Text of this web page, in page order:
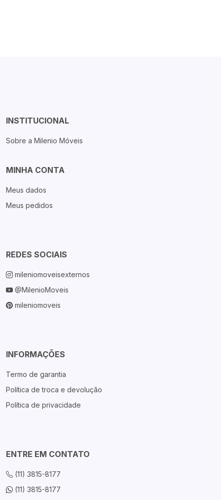
INSTITUCIONAL
Sobre a Milenio Móveis
MINHA CONTA
Meus dados
Meus pedidos
REDES SOCIAIS
mileniomoveisexternos
@MilenioMoveis
mileniomoveis
INFORMAÇÕES
Termo de garantia
Política de troca e devolução
Política de privacidade
ENTRE EM CONTATO
(11) 3815-8177
(11) 3815-8177